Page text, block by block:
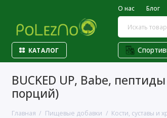
О нас Блог
КАТАЛОГ
BUCKED UP, Babe,
порций)
Главная Пищевые добавки Кости, суставы и